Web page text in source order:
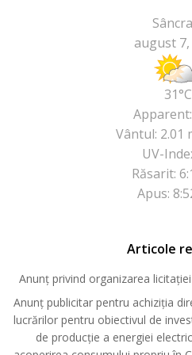
august 7,
31°C
Apparent:
Vântul: 2.01
UV-
Răsarit:
Apus:
Articole
Anunț privind organizarea
Anunț publicitar pentru achiziția
lucrărilor pentru obiectivul de
de producție a energiei